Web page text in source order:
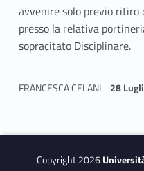
n
f
o
m
avvenire solo previo ritiro
presso la relativa
sopracitato Disciplinare.
FRANCESCA CELANI 28
Copyright 2026